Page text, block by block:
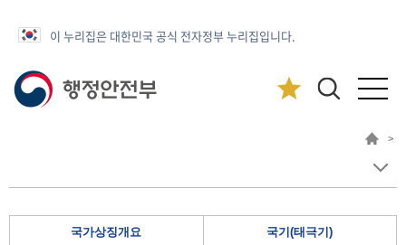
이 누리집은 대한민국 공식 전자정부 누리집입니다.
>
국가상징개요 국기(태극기)